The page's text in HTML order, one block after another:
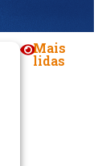
Mais
lidas